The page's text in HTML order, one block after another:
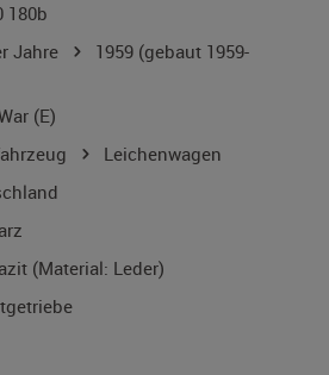
180b
Jahre 1959 (gebaut 1959-
(E)
Leichenwagen
(Material: Leder)